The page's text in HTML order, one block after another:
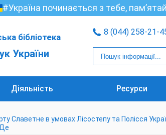
#Україна починається з тебе,
бібліотека
України
8 (044) 258-21-
Діяльність Ресурси
Славетне в умовах Лісостепу та Полісся